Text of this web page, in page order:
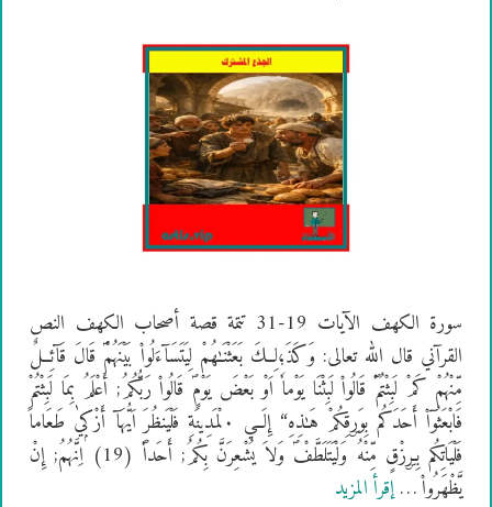
سورة الكهف الآيات 19-31 تتمة قصة أصحاب الكهف النص
القرآني قال الله تعالى: وَكَذَ؛لِــكَ بَعَثْنَـٰهُمْ لِيَتَسَآءَلُواْ بَيْنَهُمْؐ قَالَ قَآئِــلٌ
مِّنْهُمْ كَمْ لَبِثْتُمْؐ قَالُواْ لَبِثْنَا يَوْماٗ اَوْ بَعْضَ يَوْمٍؐ قَالُواْ رَبُّكُمُ; أَعْلَمُ بِمَا لَبِثْتُمْ
فَابْعَثُوٓاْ أَحَدَكُم بِوَرۣقِكُمْ هَـٰذِهِ“ إِلَــي ۰لْمَدِينَةِ فَلْيَنظُرَ اَيُّهَآ أَزْكۭيٰ طَعَاماً
فَلْيَاتِكُم بِـرۣزْقٍ مِّنْهُ وَلْيَتَلَطَّفْؐ وَلاَ يُشْعِرَنَّ بِكُمُ; أَحَداٗؐ (19) اِنَّهُمُ; إِنْ
يَّظْهَرُواْ …إقرأ المزيد